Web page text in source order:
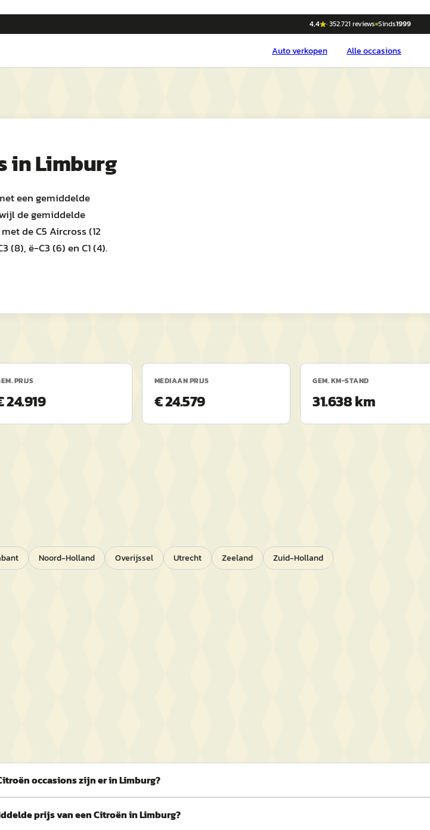
4,4 ·352.721 reviews Sinds1999
Autoverkopen Alle occasions
inLimburg
een gemiddelde
de gemiddelde
de C5 Aircross (12
(8), ë-C3 (6) en C1 (4).
PRIJS
24.919
MEDIAAN PRIJS
€ 24.579
GEM. KM-STAND
31.638 km
Noord-Holland Overijssel Utrecht Zeeland Zuid-Holland
occasions zijn er in Limburg?
prijs van een Citroën in Limburg?